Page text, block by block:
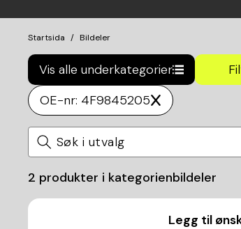
Startsida Bildeler
Vis alle underkategorier
OE-nr: 4F9845205
2 produkter i kategorienbildeler
Legg til